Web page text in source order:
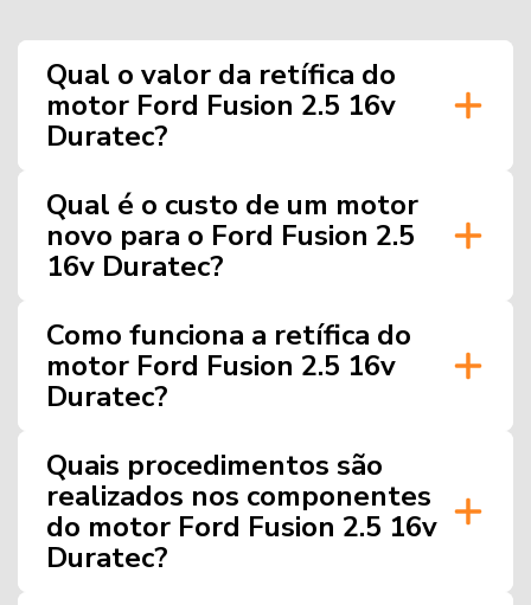
Qual o valor da retífica do
motor Ford Fusion 2.5 16v
Duratec?
Qual é o custo de um motor
novo para o Ford Fusion 2.5
16v Duratec?
Como funciona a retífica do
motor Ford Fusion 2.5 16v
Duratec?
Quais procedimentos são
realizados nos componentes
do motor Ford Fusion 2.5 16v
Duratec?